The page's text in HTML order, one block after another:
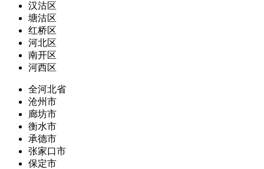
汉沽区
塘沽区
红桥区
河北区
南开区
河西区
全河北省
沧州市
廊坊市
衡水市
承德市
张家口市
保定市